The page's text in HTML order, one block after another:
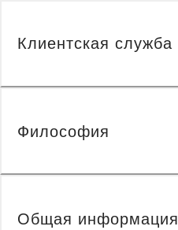
Клиентская служба
Философия
Общая информация